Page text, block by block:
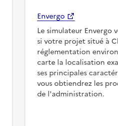
Envergo
Le simulateur Envergo
si votre projet situé à
réglementation
carte la localisation
ses principales
vous obtiendrez les
de l'administration.